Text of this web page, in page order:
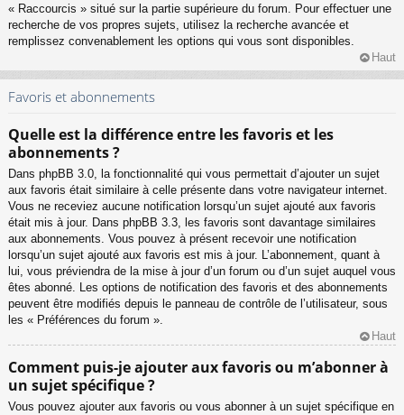
« Raccourcis » situé sur la partie supérieure du forum. Pour effectuer une
recherche de vos propres sujets, utilisez la recherche avancée et
remplissez convenablement les options qui vous sont disponibles.
Haut
Favoris et abonnements
Quelle est la différence entre les favoris et les
abonnements ?
Dans phpBB 3.0, la fonctionnalité qui vous permettait d’ajouter un sujet
aux favoris était similaire à celle présente dans votre navigateur internet.
Vous ne receviez aucune notification lorsqu’un sujet ajouté aux favoris
était mis à jour. Dans phpBB 3.3, les favoris sont davantage similaires
aux abonnements. Vous pouvez à présent recevoir une notification
lorsqu’un sujet ajouté aux favoris est mis à jour. L’abonnement, quant à
lui, vous préviendra de la mise à jour d’un forum ou d’un sujet auquel vous
êtes abonné. Les options de notification des favoris et des abonnements
peuvent être modifiés depuis le panneau de contrôle de l’utilisateur, sous
les « Préférences du forum ».
Haut
Comment puis-je ajouter aux favoris ou m’abonner à
un sujet spécifique ?
Vous pouvez ajouter aux favoris ou vous abonner à un sujet spécifique en